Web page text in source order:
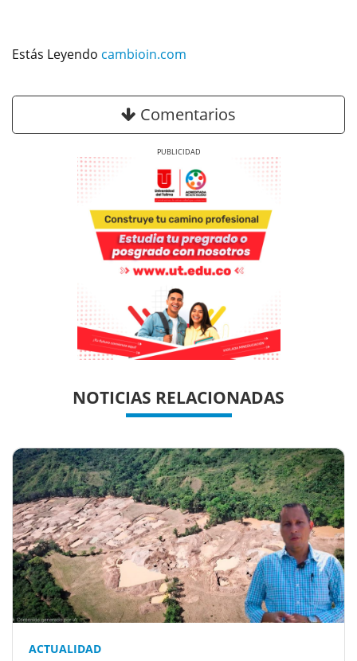
Estás Leyendo cambioin.com
Comentarios
NOTICIAS RELACIONADAS
ACTUALIDAD